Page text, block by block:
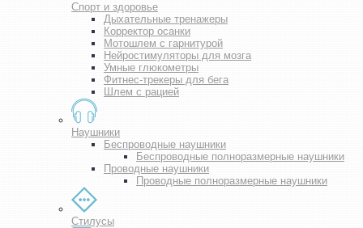
Спорт и здоровье
Дыхательные тренажеры
Корректор осанки
Мотошлем с гарнитурой
Нейростимуляторы для мозга
Умные глюкометры
Фитнес-трекеры для бега
Шлем с рацией
Наушники
Беспроводные наушники
Беспроводные полноразмерные наушники
Проводные наушники
Проводные полноразмерные наушники
Стилусы